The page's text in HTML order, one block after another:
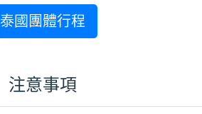
泰國團體行程
注意事項